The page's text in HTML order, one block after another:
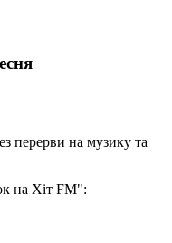
перерви на музику та
на Хіт FM":